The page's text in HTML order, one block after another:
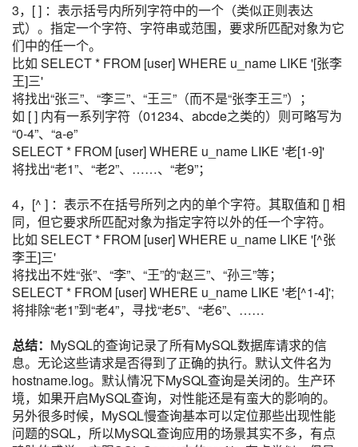
3，[ ] ：表示括号内所列字符中的一个（类似正则表达
式）。指定一个字符、字符串或范围，要求所匹配对象为它
们中的任一个。
比如 SELECT * FROM [user] WHERE u_name LIKE '[张李
王]三'
将找出“张三”、“李三”、“王三”（而不是“张李王三”）；
如 [ ] 内有一系列字符（01234、abcde之类的）则可略写为
“0-4”、“a-e”
SELECT * FROM [user] WHERE u_name LIKE '老[1-9]'
将找出“老1”、“老2”、……、“老9”；
4，[^ ] ：表示不在括号所列之内的单个字符。其取值和 [] 相
同，但它要求所匹配对象为指定字符以外的任一个字符。
比如 SELECT * FROM [user] WHERE u_name LIKE '[^张
李王]三'
将找出不姓“张”、“李”、“王”的“赵三”、“孙三”等；
SELECT * FROM [user] WHERE u_name LIKE '老[^1-4]';
将排除“老1”到“老4”，寻找“老5”、“老6”、……
总结： MySQL的查询记录了所有MySQL数据库请求的信
息。无论这些请求是否得到了正确的执行。默认文件名为
hostname.log。默认情况下MySQL查询是关闭的。生产环
境，如果开启MySQL查询，对性能还是有蛮大的影响的。
另外很多时候，MySQL慢查询基本可以定位那些出现性能
问题的SQL，所以MySQL查询应用的场景其实不多，有点